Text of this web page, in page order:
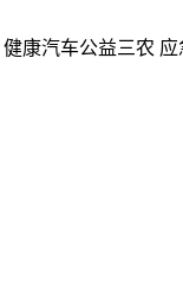
健康汽车公益三农